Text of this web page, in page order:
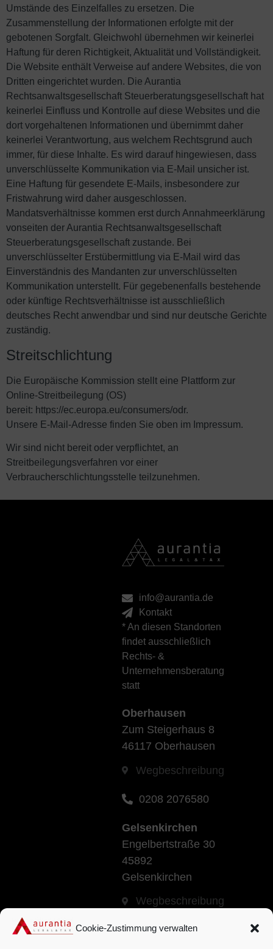
Cookie-Zustimmung verwalten
Umstände des Einzelfalles zu ersetzen. Die
Zusammenstellung der Informationen erfolgte mit der
gebotenen Sorgfalt. Gleichwohl übernehmen wir keinerlei
Haftung für deren Richtigkeit, Aktualität und Vollständigkeit.
Die Website enthält Verweise auf andere Websites, die von
Dritten eingerichtet wurden. Die Aurantia
Rechtsanwaltsgesellschaft Steuerberatungsgesellschaft hat
keinerlei Einfluss und Kontrolle auf diese Websites und die
dort vorgehaltenen Informationen und übernimmt daher
keinerlei Verantwortung, aus welchem Rechtsgrund auch
immer, für diese Inhalte. Es wird darauf hingewiesen, dass
unverschlüsselte Kommunikation via E-Mail unsicher ist.
Eine Haftung für gesendete E-Mails, insbesondere zur
Fristwahrung wird daher ausgeschlossen.
Mandatsverhältnisse kommen erst durch Annahmeerklärung
vonseiten der Aurantia Rechtsanwaltsgesellschaft
Steuerberatungsgesellschaft zustande. Bei
unverschlüsselter Erstübermittlung via E-Mail wird das
Einverständnis des Mandanten zur unverschlüsselten
Kommunikation unterstellt. Für gegebenenfalls bestehende
oder künftige Rechtsverhältnisse ist ausschließlich
deutsches Recht anwendbar und sind nur deutsche Gerichte
zuständig.
Streitschlichtung
Die Europäische Kommission stellt eine Plattform zur
Online-Streitbeilegung (OS)
bereit: https://ec.europa.eu/consumers/odr.
Unsere E-Mail-Adresse finden Sie oben im Impressum.
Wir sind nicht bereit oder verpflichtet, an
Streitbeilegungsverfahren vor einer
Verbraucherschlichtungsstelle teilzunehmen.
info@aurantia.de
Kontakt
* An diesen Standorten
findet ausschließlich
Rechts- &
Unternehmensberatung
statt
Oberhausen
Zum Steigerhaus 8
46117 Oberhausen
Wegbeschreibung
0208 2076580
Gelsenkirchen
Engelbertstraße 30
45892
Gelsenkirchen
Wegbeschreibung
0208 2076580